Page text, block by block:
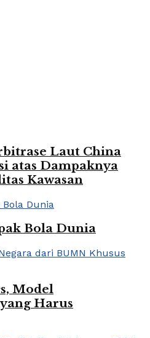
Laut China
atas Dampaknya
Kawasan
Bola Dunia
Model
Harus